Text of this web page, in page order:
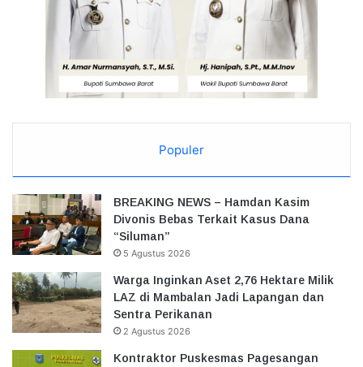
Populer
BREAKING NEWS – Hamdan Kasim
Divonis Bebas Terkait Kasus Dana
“Siluman”
5 Agustus 2026
Warga Inginkan Aset 2,76 Hektare Milik
LAZ di Mambalan Jadi Lapangan dan
Sentra Perikanan
2 Agustus 2026
Kontraktor Puskesmas Pagesangan